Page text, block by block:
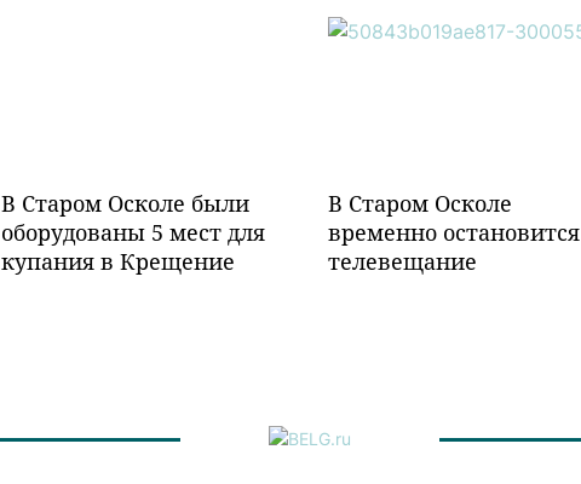
В Старом Осколе были
оборудованы 5 мест для
купания в Крещение
В Старом Осколе
временно остановится
телевещание